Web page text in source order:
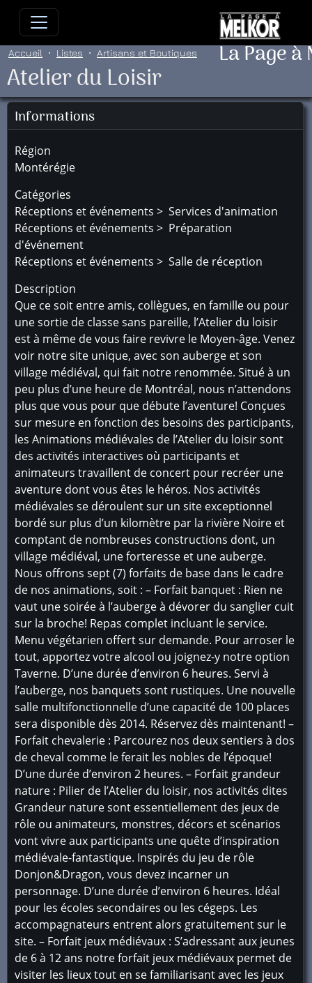
Allez directement au contenu
La Page
Accueil Listes Artisans et Boutiques
Atelier du Loisir
Informations
Région
Montérégie
Catégories
Réceptions et événements > Services d'animation
Réceptions et événements > Préparation
d'événement
Réceptions et événements > Salle de réception
Description
Que ce soit entre amis, collègues, en famille ou pour
une sortie de classe sans pareille, l’Atelier du loisir
est à même de vous faire revivre le Moyen-âge. Venez
voir notre site unique, avec son auberge et son
village médiéval, qui fait notre renommée. Situé à un
peu plus d’une heure de Montréal, nous n’attendons
plus que vous pour que débute l’aventure! Conçues
sur mesure en fonction des besoins des participants,
les Animations médiévales de l’Atelier du loisir sont
des activités interactives où participants et
animateurs travaillent de concert pour recréer une
aventure dont vous êtes le héros. Nos activités
médiévales se déroulent sur un site exceptionnel
bordé sur plus d’un kilomètre par la rivière Noire et
comptant de nombreuses constructions dont, un
village médiéval, une forteresse et une auberge.
Nous offrons sept (7) forfaits de base dans le cadre
de nos animations, soit : – Forfait banquet : Rien ne
vaut une soirée à l’auberge à dévorer du sanglier cuit
sur la broche! Repas complet incluant le service.
Menu végétarien offert sur demande. Pour arroser le
tout, apportez votre alcool ou joignez-y notre option
Taverne. D’une durée d’environ 6 heures. Servi à
l’auberge, nos banquets sont rustiques. Une nouvelle
salle multifonctionnelle d’une capacité de 100 places
sera disponible dès 2014. Réservez dès maintenant! –
Forfait chevalerie : Parcourez nos deux sentiers à dos
de cheval comme le ferait les nobles de l’époque!
D’une durée d’environ 2 heures. – Forfait grandeur
nature : Pilier de l’Atelier du loisir, nos activités dites
Grandeur nature sont essentiellement des jeux de
rôle ou animateurs, monstres, décors et scénarios
vont vivre aux participants une quête d’inspiration
médiévale-fantastique. Inspirés du jeu de rôle
Donjon&Dragon, vous devez incarner un
personnage. D’une durée d’environ 6 heures. Idéal
pour les écoles secondaires ou les cégeps. Les
accompagnateurs entrent alors gratuitement sur le
site. – Forfait jeux médiévaux : S’adressant aux jeunes
de 6 à 12 ans notre forfait jeux médiévaux permet de
visiter les lieux tout en se familiarisant avec les jeux